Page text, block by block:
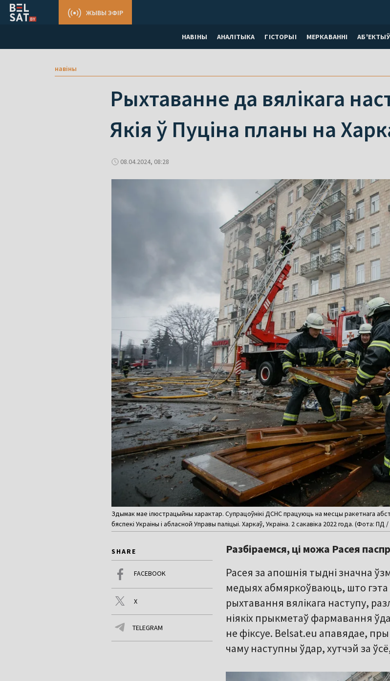
НАВІНЫ АНАЛІТЫКА ГІСТОРЫІ МЕРКАВАННI АБ'ЕКТЫЎ
ЖЫВЫ ЭФІР
навіны
Рыхтаванне да вялікага
Якія ў Пуціна планы на
08.04.2024, 08:28
Здымак мае ілюстрацыйны характар. Супрацоўнікі ДСНС працуюць на месцы ракетнага
бяспекі Украіны і абласной Управы паліцыі. Харкаў, Украіна. 2 сакавіка 2022 года. (Фота: ПД
SHARE
FACEBOOK
X
TELEGRAM
Разбіраемся, ці можа Расея
Расея за апошнія тыдні значна
медыях абмяркоўваюць, што гэта
рыхтавання вялікага наступу,
ніякіх прыкметаў фармавання
не фіксуе. Belsat.eu апавядае,
чаму наступны ўдар, хутчэй за